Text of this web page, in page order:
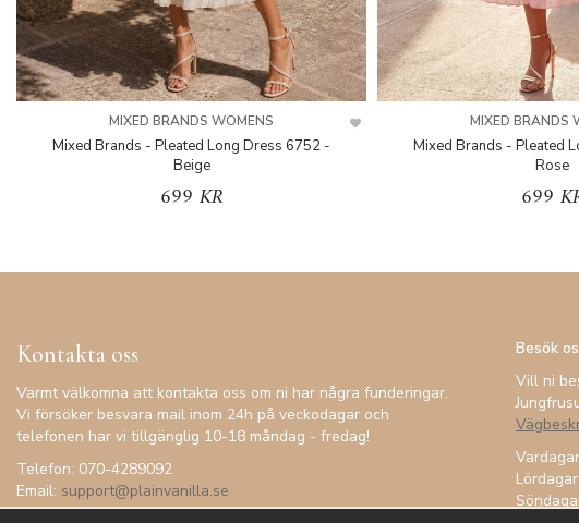
MIXED BRANDS WOMENS
Mixed Brands - Pleated Long Dress 6752 -
Beige
699 KR
MIXED BRANDS
Mixed Brands - Pleated
Rose
699
Kontakta oss
Varmt välkomna att kontakta oss om ni har några funderingar.
Vi försöker besvara mail inom 24h på veckodagar och
telefonen har vi tillgänglig 10-18 måndag - fredag!
Telefon: 070-4289092
Email: support@plainvanilla.se
Besök
Vill ni